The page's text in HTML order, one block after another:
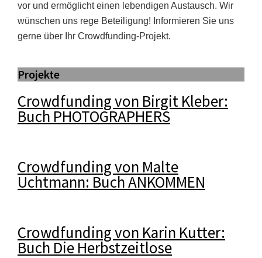
vor und ermöglicht einen lebendigen Austausch. Wir
wünschen uns rege Beteiligung! Informieren Sie uns
gerne über Ihr Crowdfunding-Projekt.
Projekte
Crowdfunding von Birgit Kleber:
Buch PHOTOGRAPHERS
Crowdfunding von Malte
Uchtmann: Buch ANKOMMEN
Crowdfunding von Karin Kutter:
Buch Die Herbstzeitlose